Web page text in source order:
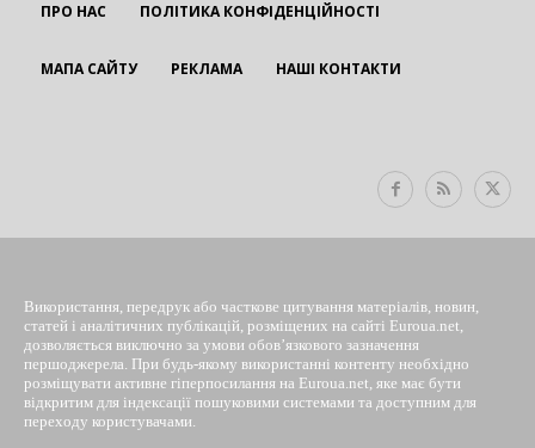
ПРО НАС ПОЛІТИКА КОНФІДЕНЦІЙНОСТІ
МАПА САЙТУ РЕКЛАМА НАШІ КОНТАКТИ
Використання, передрук або часткове цитування матеріалів, новин,
статей і аналітичних публікацій, розміщених на сайті Euroua.net,
дозволяється виключно за умови обов’язкового зазначення
першоджерела. При будь-якому використанні контенту необхідно
розміщувати активне гіперпосилання на Euroua.net, яке має бути
відкритим для індексації пошуковими системами та доступним для
переходу користувачами.